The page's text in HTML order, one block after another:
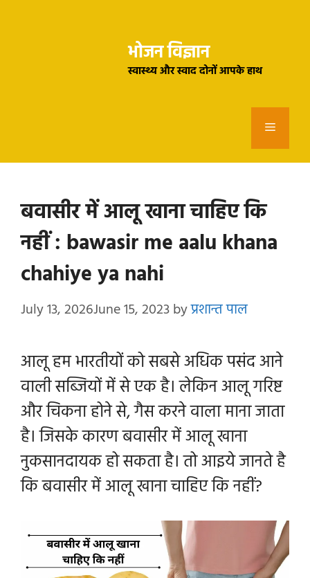
भोजन विज्ञान
स्वास्थ्य और स्वाद दोनों आपके हाथ
Menu
बवासीर में आलू खाना चाहिए कि
नहीं : bawasir me aalu khana
chahiye ya nahi
July 13, 2026June 15, 2023byप्रशान्त पाल
आलू हम भारतीयों को सबसे अधिक पसंद आने
वाली सब्जियों में से एक है। लेकिन आलू गरिष्ट
और चिकना होने से, गैस करने वाला माना जाता
है। जिसके कारण बवासीर में आलू खाना
नुकसानदायक हो सकता है। तो आइये जानते है
कि बवासीर में आलू खाना चाहिए कि नहीं?